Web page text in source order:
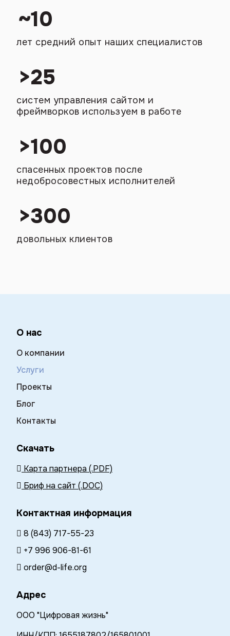
~10
лет средний опыт наших специалистов
>25
систем управления сайтом и
фреймворков используем в работе
>100
спасенных проектов после
недобросовестных исполнителей
>300
довольных клиентов
О нас
О компании
Услуги
Проекты
Блог
Контакты
Скачать
Карта партнера (.PDF)
Бриф на сайт (.DOC)
Контактная информация
8 (843) 717-55-23
+7 996 906-81-61
order@d-life.org
Адрес
ООО "Цифровая жизнь"